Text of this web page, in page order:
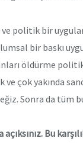
ve politik bir
bir baskı
öldürme
çok yakında
Sonra da tüm
Bu